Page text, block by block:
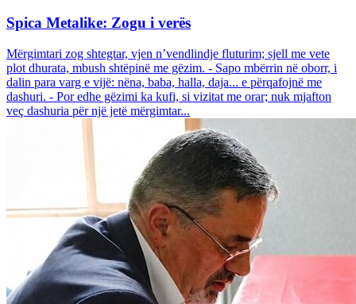
Spica Metalike: Zogu i verës
Mërgimtari zog shtegtar, vjen n’vendlindje fluturim; sjell me vete
plot dhurata, mbush shtëpinë me gëzim. - Sapo mbërrin në oborr, i
dalin para varg e vijë: nëna, baba, halla, daja... e përqafojnë me
dashuri. - Por edhe gëzimi ka kufi, si vizitat me orar; nuk mjafton
veç dashuria për një jetë mërgimtar...